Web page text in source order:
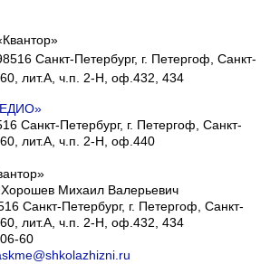
Санкт-Петербург, г. Петергоф, Санкт-
лит.А, ч.п. 2-Н, оф.432, 434
Санкт-Петербург, г. Петергоф, Санкт-
лит.А, ч.п. 2-Н, оф.440
Михаил Валерьевич
Санкт-Петербург, г. Петергоф, Санкт-
лит.А, ч.п. 2-Н, оф.432, 434
60